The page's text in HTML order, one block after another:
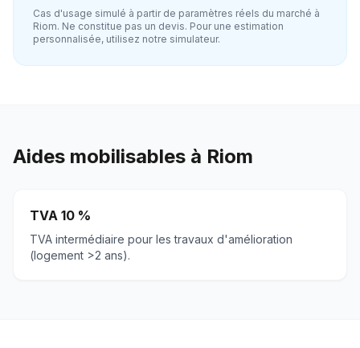
Cas d'usage simulé à partir de paramètres réels du marché à
Riom. Ne constitue pas un devis. Pour une estimation
personnalisée, utilisez notre simulateur.
Aides mobilisables à Riom
TVA 10 %
TVA intermédiaire pour les travaux d'amélioration
(logement >2 ans).